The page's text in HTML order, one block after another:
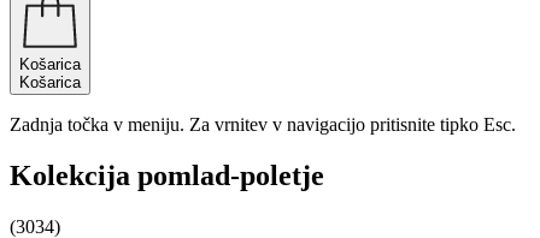
Košarica
Košarica
Zadnja točka v meniju. Za vrnitev v navigacijo pritisnite tipko Esc.
Kolekcija pomlad-poletje
(3034)